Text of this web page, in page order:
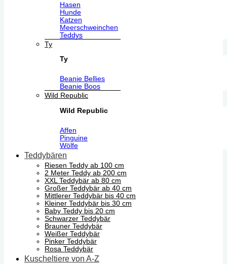
Hasen
Hunde
Katzen
Meerschweinchen
Teddys
Ty
Ty
Beanie Bellies
Beanie Boos
Wild Republic
Wild Republic
Affen
Pinguine
Wölfe
Teddybären
Riesen Teddy ab 100 cm
2 Meter Teddy ab 200 cm
XXL Teddybär ab 80 cm
Großer Teddybär ab 40 cm
Mittlerer Teddybär bis 40 cm
Kleiner Teddybär bis 30 cm
Baby Teddy bis 20 cm
Schwarzer Teddybär
Brauner Teddybär
Weißer Teddybär
Pinker Teddybär
Rosa Teddybär
Kuscheltiere von A-Z